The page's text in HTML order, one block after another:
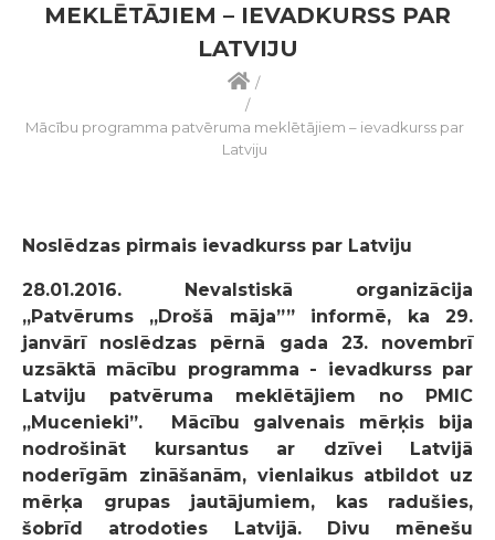
MEKLĒTĀJIEM – IEVADKURSS PAR
LATVIJU
/
/
Mācību programma patvēruma meklētājiem – ievadkurss par
Latviju
Noslēdzas pirmais ievadkurss par Latviju
28.01.2016. Nevalstiskā organizācija
„Patvērums „Drošā māja”” informē, ka 29.
janvārī noslēdzas pērnā gada 23. novembrī
uzsāktā mācību programma - ievadkurss par
Latviju patvēruma meklētājiem no PMIC
„Mucenieki”. Mācību galvenais mērķis bija
nodrošināt kursantus ar dzīvei Latvijā
noderīgām zināšanām, vienlaikus atbildot uz
mērķa grupas jautājumiem, kas radušies,
šobrīd atrodoties Latvijā. Divu mēnešu